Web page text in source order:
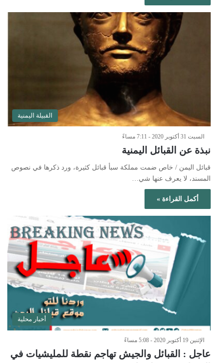
القبيلة اليمنية
السبت 31 أكتوبر 2020 - 7:11 مساءً
نبذة عن القبائل اليمنية
قبائل اليمن / خاص ضمت مملكة سبأ قبائل كثيرة، ورد ذكرها في نصوص
المسند، لا يعرف عنها شي…
أكمل القراءة »
أخبار محلية
الإثنين 19 أكتوبر 2020 - 5:08 مساءً
عاجل : القبائل والجيش تهاجم نقطة للمليشيات في